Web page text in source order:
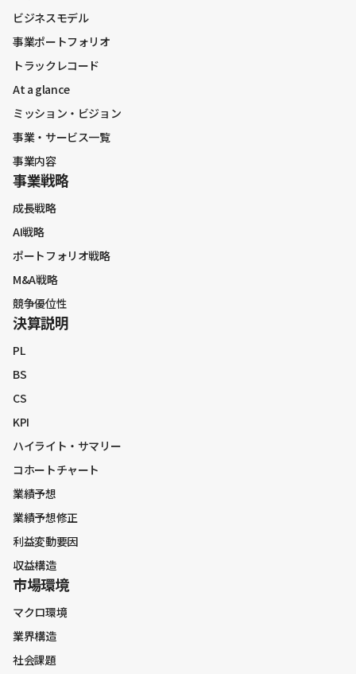
ビジネスモデル
事業ポートフォリオ
トラックレコード
At a glance
ミッション・ビジョン
事業・サービス一覧
事業内容
事業戦略
成長戦略
AI戦略
ポートフォリオ戦略
M&A戦略
競争優位性
決算説明
PL
BS
CS
KPI
ハイライト・サマリー
コホートチャート
業績予想
業績予想修正
利益変動要因
収益構造
市場環境
マクロ環境
業界構造
社会課題